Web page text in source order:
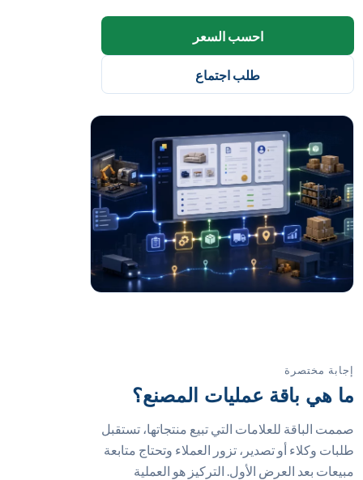
احسب السعر
طلب اجتماع
إجابة مختصرة
ما هي باقة عمليات المصنع؟
صممت الباقة للعلامات التي تبيع منتجاتها، تستقبل
طلبات وكلاء أو تصدير، تزور العملاء وتحتاج متابعة
مبيعات بعد العرض الأول. التركيز هو العملية